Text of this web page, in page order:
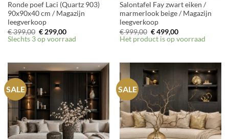
Ronde poef Laci (Quartz 903)
90x90x40 cm / Magazijn
leegverkoop
€399,00 Oorspronkelijke
prijs
was:
€299,00Huidige
prijs
Slechts 3 op voorraad
Salontafel Fay zwart eiken /
marmerlook beige / Magazijn
leegverkoop
€999,00 Oorspronkelijke
prijs
€499,00Huidige
prijs
Het product is op voorraad
SALE SALE